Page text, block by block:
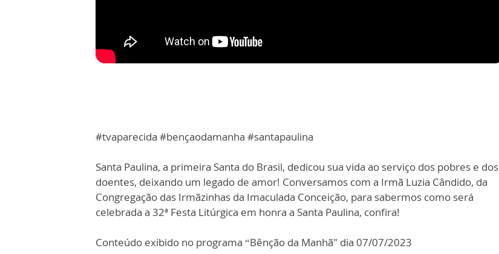
#tvaparecida #bençaodamanha #santapaulina
Santa Paulina, a primeira Santa do Brasil, dedicou sua vida ao serviço dos pobres e dos
doentes, deixando um legado de amor! Conversamos com a Irmã Luzia Cândido, da
Congregação das Irmãzinhas da Imaculada Conceição, para sabermos como será
celebrada a 32ª Festa Litúrgica em honra a Santa Paulina, confira!
Conteúdo exibido no programa “Bênção da Manhã" dia 07/07/2023